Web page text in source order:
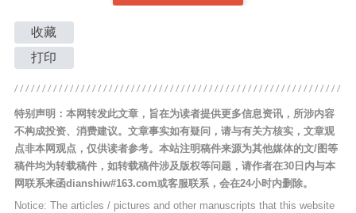
收藏
打印
特别声明：本网转发此文章，旨在为读者提供更多信息资讯，所涉内容
不构成投资、消费建议。文章事实如有疑问，请与有关方核实，文章观
点非本网观点，仅供读者参考。本站注明稿件来源为其他媒体的文/图等
稿件均为转载稿件，如转载稿件涉及版权等问题，请作者在30日内与本
网联系来函dianshiw#163.com或客服联系，会在24小时内删除。
Notice: The articles / pictures and other manuscripts that this website